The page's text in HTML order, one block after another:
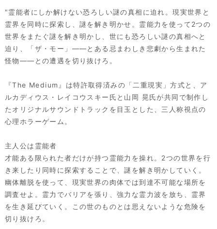
"霊能者にしか解けない恐ろしい謎の真相に迫れ。現実世界と
霊界を同時に探索し、謎を解き明かせ。霊能力を使って2つの
世界をまたぐ謎を解き明かし、世にも恐ろしい謎の真相へと
迫り、「ザ・モー」――とある忌まわしき悲劇から生まれた
怪物――との遭遇を切り抜けろ。
『The Medium』は特許取得済みの「二重現実」方式と、ア
ルカディウス・レイコウスキー氏と山岡 晃氏が共同で制作し
たオリジナルサウンドトラックを目玉とした、三人称視点の
心理ホラーゲーム。
主人公は霊能者
才能ある限られた者だけが持つ霊能力を操れ。2つの世界を行
き来したり同時に探索することで、謎を解き明かしていく。
幽体離脱を使って、現実世界の肉体では到達不可能な場所を
調査せよ。霊力でバリアを張り、強力な霊力波を放ち、霊界
を生き延びていく。この世のものとは思えないような危険を
切り抜けろ。